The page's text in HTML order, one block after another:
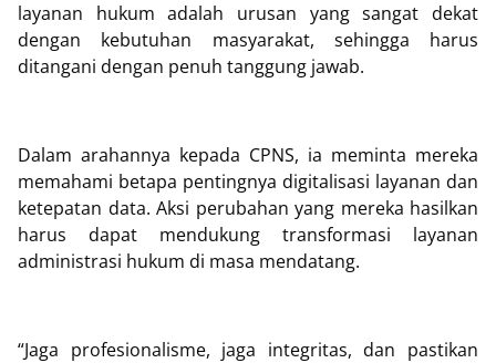
layanan hukum adalah urusan yang sangat dekat
dengan kebutuhan masyarakat, sehingga harus
ditangani dengan penuh tanggung jawab.
Dalam arahannya kepada CPNS, ia meminta mereka
memahami betapa pentingnya digitalisasi layanan dan
ketepatan data. Aksi perubahan yang mereka hasilkan
harus dapat mendukung transformasi layanan
administrasi hukum di masa mendatang.
“Jaga profesionalisme, jaga integritas, dan pastikan